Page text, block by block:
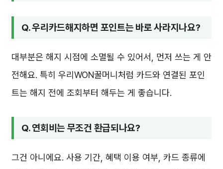
Q. 우리카드해지하면 포인트는 바로 사라지나요?
대부분은 해지 시점에 소멸될 수 있어서, 먼저 쓰는 게 안
전해요. 특히 우리WON꿀머니처럼 카드와 연결된 포인
트는 해지 전에 조회부터 해두는 게 좋습니다.
Q. 연회비는 무조건 환급되나요?
그건 아니에요. 사용 기간, 혜택 이용 여부, 카드 종류에